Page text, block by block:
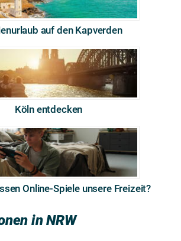
auf den Kapverden
Köln entdecken
Online-Spiele unsere Freizeit?
in NRW